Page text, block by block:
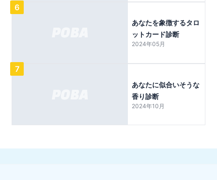
6
あなたを象徴するタロ
ットカード診断
2024年05月
7
あなたに似合いそうな
香り診断
2024年10月